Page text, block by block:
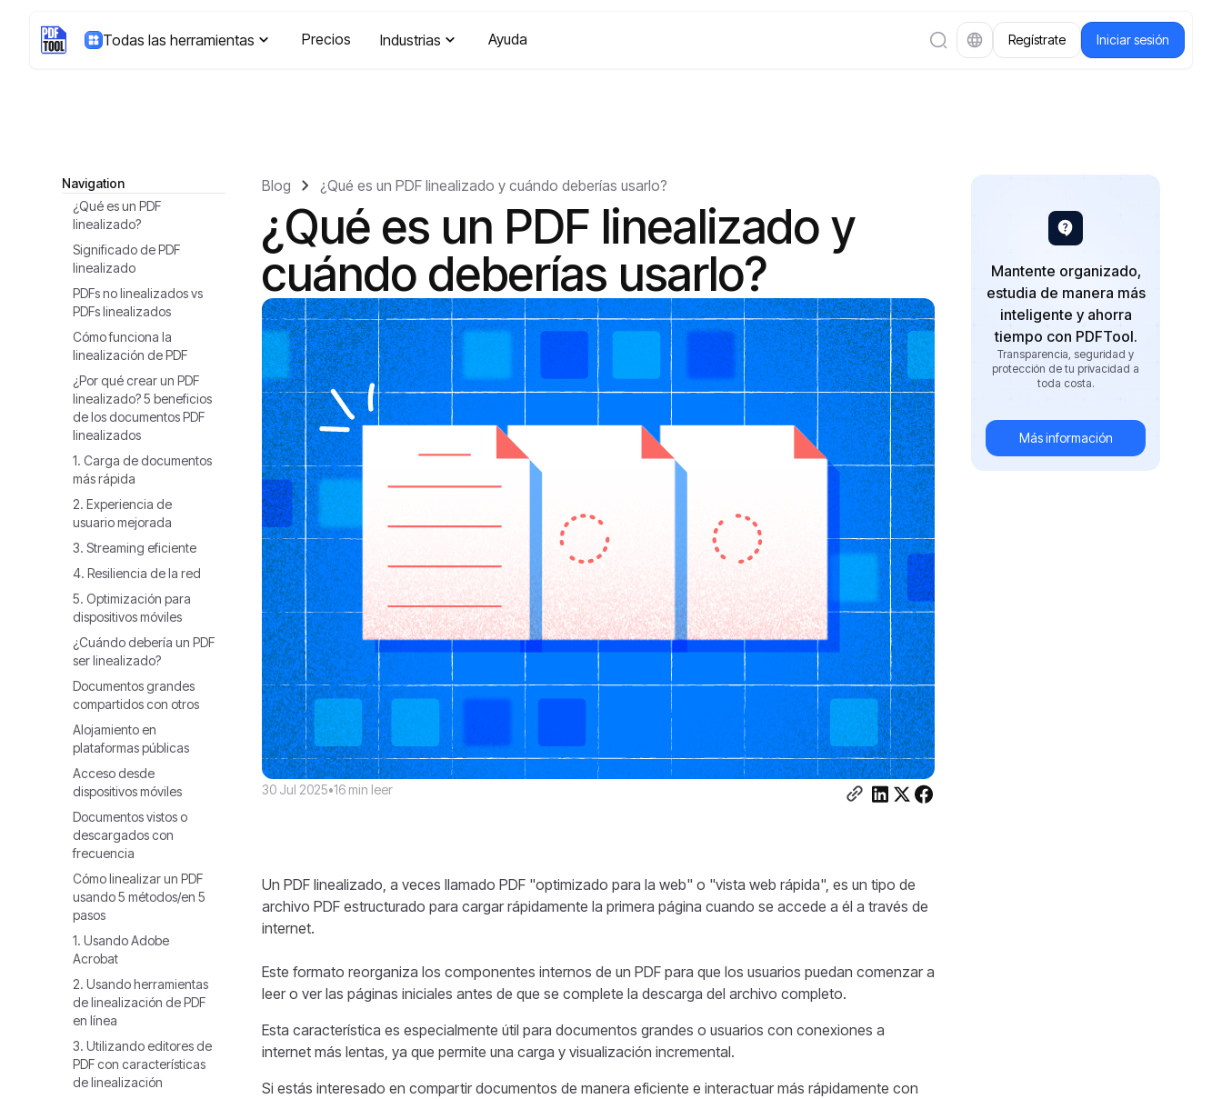
Todas las herramientas Precios Industrias Ayuda Regístrate Iniciar sesión
Navigation
¿Qué es un PDF
linealizado?
Significado de PDF
linealizado
PDFs no linealizados vs
PDFs linealizados
Cómo funciona la
linealización de PDF
¿Por qué crear un PDF
linealizado? 5 beneficios
de los documentos PDF
linealizados
1. Carga de documentos
más rápida
2. Experiencia de
usuario mejorada
3. Streaming eficiente
4. Resiliencia de la red
5. Optimización para
dispositivos móviles
¿Cuándo debería un PDF
ser linealizado?
Documentos grandes
compartidos con otros
Alojamiento en
plataformas públicas
Acceso desde
dispositivos móviles
Documentos vistos o
descargados con
frecuencia
Cómo linealizar un PDF
usando 5 métodos/en 5
pasos
1. Usando Adobe
Acrobat
2. Usando herramientas
de linealización de PDF
en línea
3. Utilizando editores de
PDF con características
de linealización
Blog ¿Qué es un PDF linealizado y cuándo deberías usarlo?
¿Qué es un PDF linealizado y
cuándo deberías usarlo?
30 Jul 2025•16 min leer
Un PDF linealizado, a veces llamado PDF "optimizado para la web" o "vista web rápida", es un tipo de
archivo PDF estructurado para cargar rápidamente la primera página cuando se accede a él a través de
internet.
Este formato reorganiza los componentes internos de un PDF para que los usuarios puedan comenzar a
leer o ver las páginas iniciales antes de que se complete la descarga del archivo completo.
Esta característica es especialmente útil para documentos grandes o usuarios con conexiones a
internet más lentas, ya que permite una carga y visualización incremental.
Si estás interesado en compartir documentos de manera eficiente e interactuar más rápidamente con
Mantente organizado,
estudia de manera más
inteligente y ahorra
tiempo con PDFTool.
Transparencia, seguridad y
protección de tu privacidad a
toda costa.
Más información